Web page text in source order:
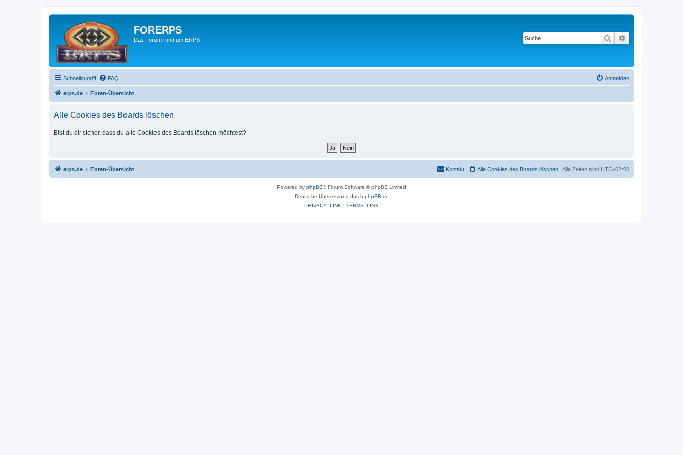
FORERPS
Das Forum rund um ERPS Suche
Schnellzugriff FAQ Anmelden
erps.de Foren-Übersicht
Alle Cookies des Boards löschen
Bist du dir sicher, dass du alle Cookies des Boards löschen möchtest?
erps.de Foren-Übersicht Alle Zeiten sind UTC+02:00
Alle Cookies des Boards löschen
Kontakt
Powered by phpBB® Forum Software © phpBB Limited
Deutsche Übersetzung durch phpBB.de
PRIVACY_LINK | TERMS_LINK